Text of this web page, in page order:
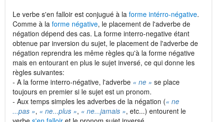
Le verbe s'en falloir est conjugué à la forme intérro-négative.
Comme à la forme négative, le placement de l'adverbe de
négation dépend des cas. La forme interro-negative étant
obtenue par inversion du sujet, le placement de l'adverbe de
négation reprendra les même règles qu'à la forme négative
mais en entourant en plus le sujet inversé, ce qui donne les
règles suivantes:
- A la forme interro-négative, l'adverbe « ne » se place
toujours en premier si le sujet est un pronom.
- Aux temps simples les adverbes de la négation (« ne
...pas », « ne...plus », « ne...jamais », etc...) entourent le